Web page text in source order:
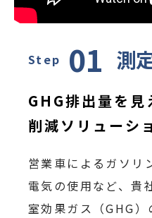
Step 01 測
GHG排出量を見
削減ソリューシ
営業車によるガソリ
電気の使用など、貴
室効果ガス（GHG